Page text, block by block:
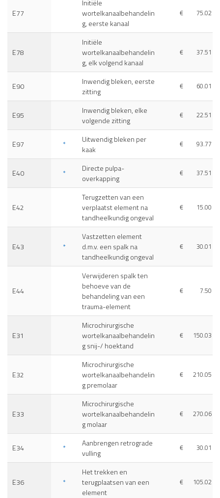
E77
Initiële
wortelkanaalbehandelin
g, eerste kanaal
€ 75.02
E78
Initiële
wortelkanaalbehandelin
g, elk volgend kanaal
€ 37.51
E90
Inwendig bleken, eerste
zitting
€ 60.01
E95
Inwendig bleken, elke
volgende zitting
€ 22.51
E97 *
Uitwendig bleken per
kaak
€ 93.77
E40 *
Directe pulpa-
overkapping
€ 37.51
E42
Terugzetten van een
verplaatst element na
tandheelkundig ongeval
€ 15.00
E43 *
Vastzetten element
d.m.v. een spalk na
tandheelkundig ongeval
€ 30.01
E44
Verwijderen spalk ten
behoeve van de
behandeling van een
trauma-element
€ 7.50
E31
Microchirurgische
wortelkanaalbehandelin
g snij-/ hoektand
€ 150.03
E32
Microchirurgische
wortelkanaalbehandelin
g premolaar
€ 210.05
E33
Microchirurgische
wortelkanaalbehandelin
g molaar
€ 270.06
E34 *
Aanbrengen retrograde
vulling
€ 30.01
E36 *
Het trekken en
terugplaatsen van een
element
€ 105.02